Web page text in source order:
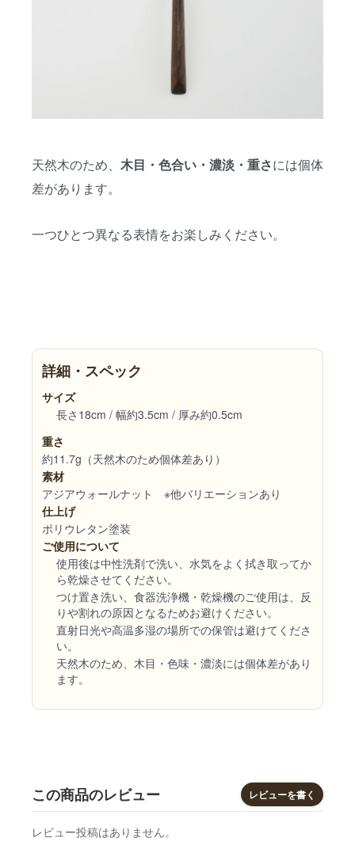
天然木のため、 木目・色合い・濃淡・重さには個体
差があります。
一つひとつ異なる表情をお楽しみください。
詳細・スペック
サイズ
長さ18cm / 幅約3.5cm / 厚み約0.5cm
重さ
約11.7g（天然木のため個体差あり）
素材
アジアウォールナット ※他バリエーションあり
仕上げ
ポリウレタン塗装
ご使用について
使用後は中性洗剤で洗い、水気をよく拭き取ってか
ら乾燥させてください。
つけ置き洗い、食器洗浄機・乾燥機のご使用は、反
りや割れの原因となるためお避けください。
直射日光や高温多湿の場所での保管は避けてくださ
い。
天然木のため、木目・色味・濃淡には個体差があり
ます。
この商品のレビュー レビューを書く
レビュー投稿はありません。